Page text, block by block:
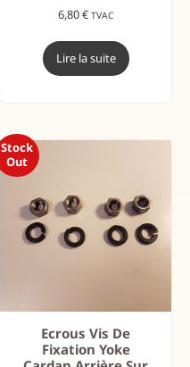
6,80€ TVAC
Lire la suite
Stock
Out
Ecrous Vis De
Fixation Yoke